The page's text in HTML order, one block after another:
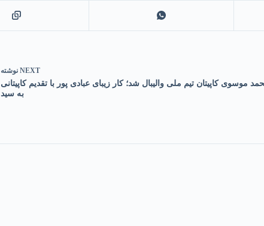
NEXT نوشته
موسوی کاپیتان تیم ملی والیبال شد؛ کار زیبای عبادی پور با تقدیم کاپیتانی
به سید